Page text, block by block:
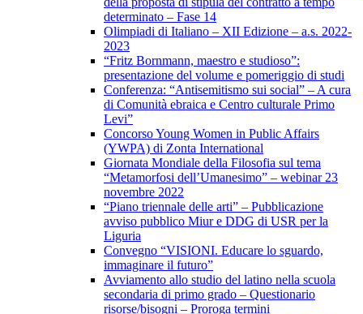
determinato – Fase 14
Olimpiadi di Italiano – XII Edizione – a.s. 2022-
2023
“Fritz Bornmann, maestro e studioso”:
presentazione del volume e pomeriggio di studi
Conferenza: “Antisemitismo sui social” – A cura
di Comunità ebraica e Centro culturale Primo
Levi”
Concorso Young Women in Public Affairs
(YWPA) di Zonta International
Giornata Mondiale della Filosofia sul tema
“Metamorfosi dell’Umanesimo” – webinar 23
novembre 2022
“Piano triennale delle arti” – Pubblicazione
avviso pubblico Miur e DDG di USR per la
Liguria
Convegno “VISIONI. Educare lo sguardo,
immaginare il futuro”
Avviamento allo studio del latino nella scuola
secondaria di primo grado – Questionario
risorse/bisogni – Proroga termini